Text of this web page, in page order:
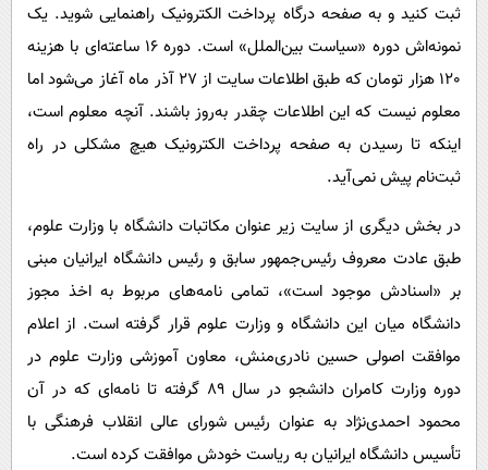
ثبت کنید و به صفحه درگاه پرداخت الکترونیک راهنمایی شوید. یک
نمونه‌اش دوره «سیاست بین‌الملل» است. دوره 16 ساعته‌ای با هزینه
120 هزار تومان که طبق اطلاعات سایت از 27 آذر ماه آغاز می‌شود اما
معلوم نیست که این اطلاعات چقدر به‌روز باشند. آنچه معلوم است،
اینکه تا رسیدن به صفحه پرداخت الکترونیک هیچ مشکلی در راه
ثبت‌نام پیش نمی‌آید.
در بخش دیگری از سایت زیر عنوان مکاتبات دانشگاه با وزارت علوم،
طبق عادت معروف رئیس‌جمهور سابق و رئیس دانشگاه ایرانیان مبنی
بر «اسنادش موجود است»، تمامی نامه‌های مربوط به اخذ مجوز
دانشگاه میان این دانشگاه و وزارت علوم قرار گرفته است. از اعلام
موافقت اصولی حسین نادری‌منش، معاون آموزشی وزارت علوم در
دوره وزارت کامران دانشجو در سال 89 گرفته تا نامه‌ای که در آن
محمود احمدی‌نژاد به عنوان رئیس شورای عالی انقلاب فرهنگی با
تأسیس دانشگاه ایرانیان به ریاست خودش موافقت کرده است.